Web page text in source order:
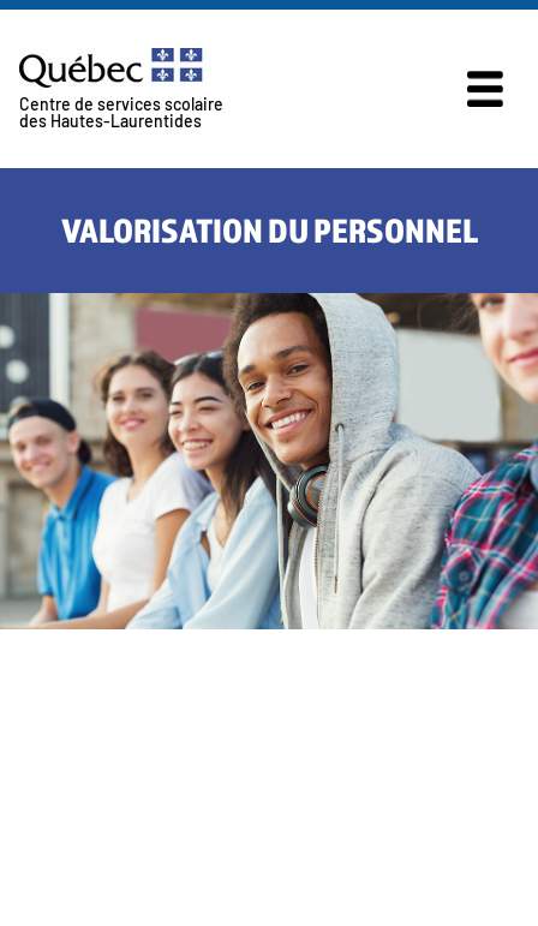
Centre de services scolaire
des Hautes-Laurentides
VALORISATION DU PERSONNEL